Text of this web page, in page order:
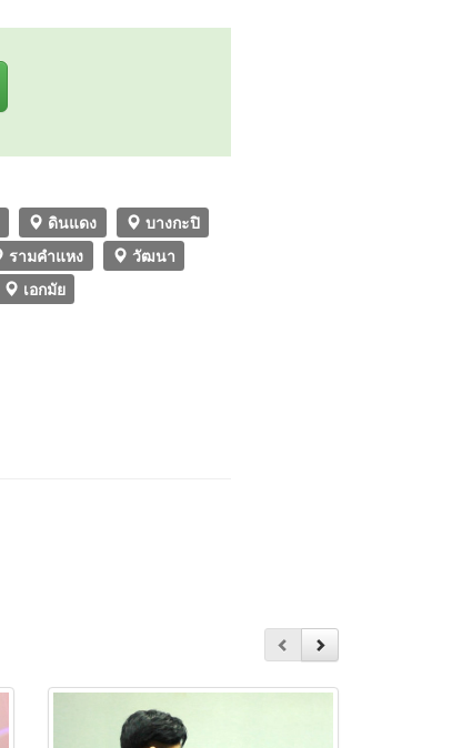
ดินแดง
บางกะปิ
รามคำแหง
วัฒนา
เอกมัย